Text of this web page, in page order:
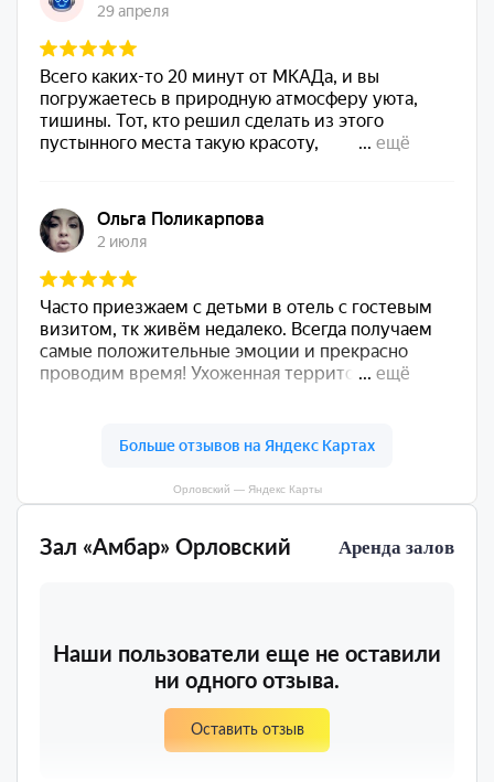
Зал «Амбар» Орловский Аренда залов
Наши пользователи еще не оставили
ни одного отзыва.
Оставить отзыв
Орловский — Яндекс Карты